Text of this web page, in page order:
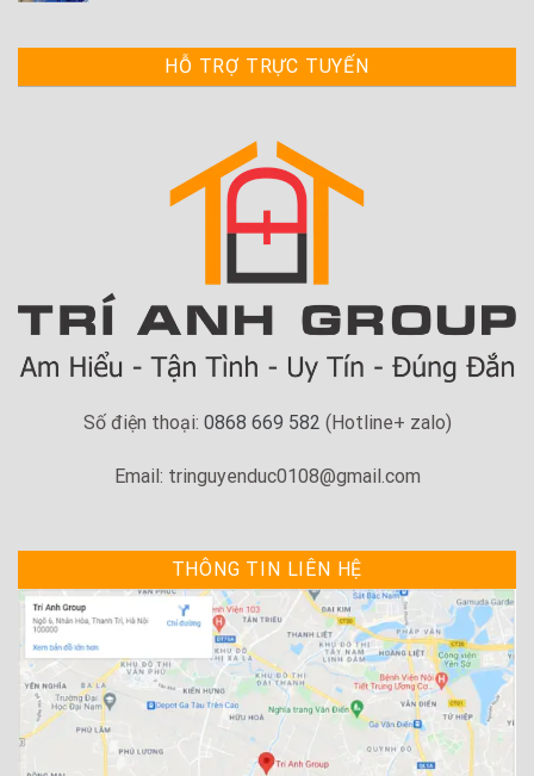
HỖ TRỢ TRỰC TUYẾN
Số điện thoại: 0868 669 582 (Hotline+ zalo)
Email: tringuyenduc0108@gmail.com
THÔNG TIN LIÊN HỆ